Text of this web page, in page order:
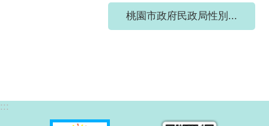
桃園市政府民政局性別...
:::